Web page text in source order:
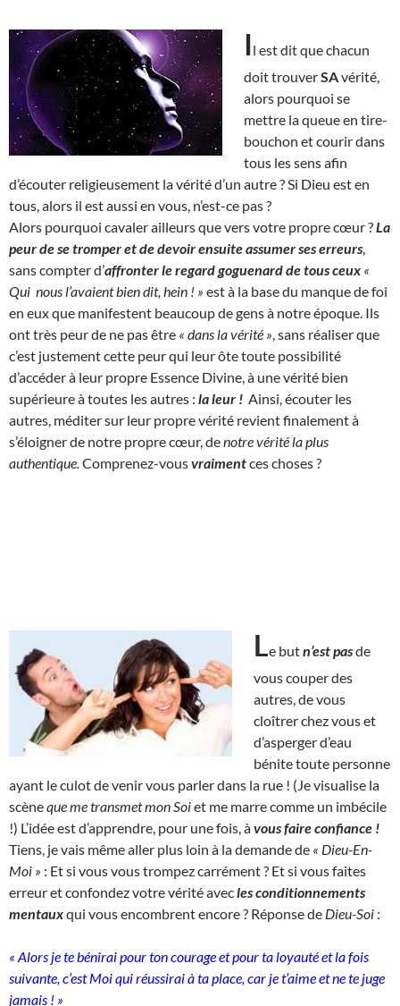
Il est dit que chacun
doit trouverSAvérité,
alors pourquoi se
mettre la queue en tire-
bouchon et courir dans
tous les sens afin
d’écouter religieusement la vérité d’un autre ? Si Dieu est en
tous, alors il est aussi en vous, n’est-ce pas ?
Alors pourquoi cavaler ailleurs que vers votre propre cœur ?La
peur de se tromper et de devoir ensuite assumer ses erreurs
sans compter d’affronter le regard goguenard de tous ceux «
Qui nous l’avaient bien dit, hein ! » est à la base du manque de foi
en eux que manifestent beaucoup de gens à notre époque. Ils
ont très peur de ne pas être « dans la vérité » , sans réaliser que
c’est justement cette peur qui leur ôte toute possibilité
d’accéder à leur propre Essence Divine, à une vérité bien
supérieure à toutes les autres : la leur ! Ainsi, écouter les
autres, méditer sur leur propre vérité revient finalement à
s’éloigner de notre propre cœur, denotre vérité la plus
authentique. Comprenez-vousvraimentces choses ?
Le butn’est pasde
vous couper des
autres, de vous
cloîtrer chez vous et
d’asperger d’eau
bénite toute personne
ayant le culot de venir vous parler dans la rue ! (Je visualise la
scèneque me transmet mon Soiet me marre comme un imbécile
!) L’idée est d’apprendre, pour une fois, àvous faire confiance !
Tiens, je vais même aller plus loin à la demande de « Dieu-En-
Moi » : Et si vous vous trompez carrément ? Et si vous faites
erreur et confondez votre vérité avecles conditionnements
mentauxqui vous encombrent encore ? Réponse de Dieu-Soi :
« Alors je te bénirai pour ton courage et pour ta loyauté et la fois
suivante, c’est Moi qui réussirai à ta place, car je t’aime et ne te juge
jamais ! »